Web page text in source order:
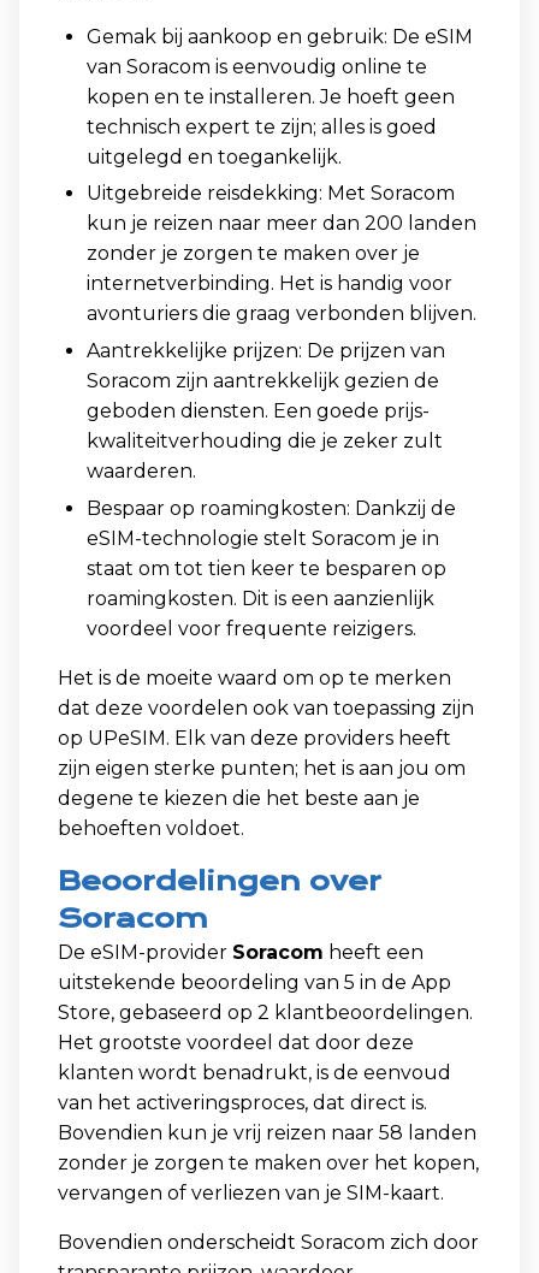
Gemak bij aankoop en gebruik: De eSIM
van Soracom is eenvoudig online te
kopen en te installeren. Je hoeft geen
technisch expert te zijn; alles is goed
uitgelegd en toegankelijk.
Uitgebreide reisdekking: Met Soracom
kun je reizen naar meer dan 200 landen
zonder je zorgen te maken over je
internetverbinding. Het is handig voor
avonturiers die graag verbonden blijven.
Aantrekkelijke prijzen: De prijzen van
Soracom zijn aantrekkelijk gezien de
geboden diensten. Een goede prijs-
kwaliteitverhouding die je zeker zult
waarderen.
Bespaar op roamingkosten: Dankzij de
eSIM-technologie stelt Soracom je in
staat om tot tien keer te besparen op
roamingkosten. Dit is een aanzienlijk
voordeel voor frequente reizigers.
Het is de moeite waard om op te merken
dat deze voordelen ook van toepassing zijn
op UPeSIM. Elk van deze providers heeft
zijn eigen sterke punten; het is aan jou om
degene te kiezen die het beste aan je
behoeften voldoet.
Beoordelingen over
Soracom
De eSIM-provider Soracom heeft een
uitstekende beoordeling van 5 in de App
Store, gebaseerd op 2 klantbeoordelingen.
Het grootste voordeel dat door deze
klanten wordt benadrukt, is de eenvoud
van het activeringsproces, dat direct is.
Bovendien kun je vrij reizen naar 58 landen
zonder je zorgen te maken over het kopen,
vervangen of verliezen van je SIM-kaart.
Bovendien onderscheidt Soracom zich door